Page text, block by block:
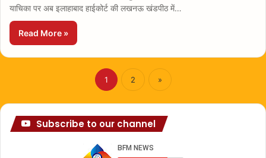
याचिका पर अब इलाहाबाद हाईकोर्ट की लखनऊ खंडपीठ में…
Read More »
1 2 »
Subscribe to our channel